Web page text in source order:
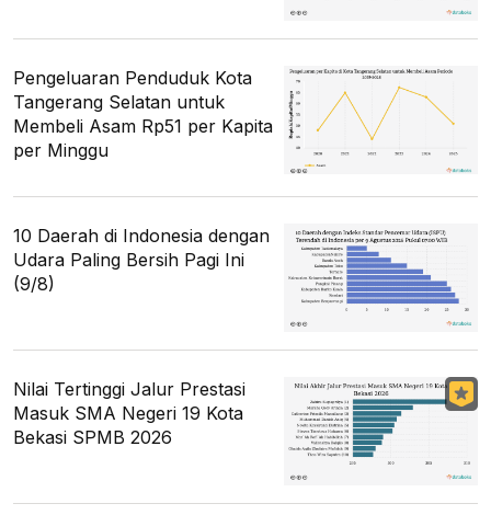
Pengeluaran Penduduk Kota
Tangerang Selatan untuk
Membeli Asam Rp51 per Kapita
per Minggu
10 Daerah di Indonesia dengan
Udara Paling Bersih Pagi Ini
(9/8)
Nilai Tertinggi Jalur Prestasi
Masuk SMA Negeri 19 Kota
Bekasi SPMB 2026